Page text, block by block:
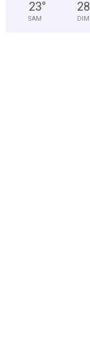
23°
SAM
28
DIM